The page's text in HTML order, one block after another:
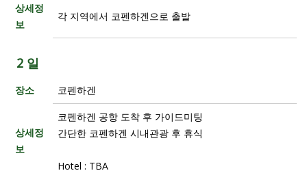
상세정
보
각 지역에서 코펜하겐으로 출발
2 일
장소 코펜하겐
상세정
보
코펜하겐 공항 도착 후 가이드미팅
간단한 코펜하겐 시내관광 후 휴식
Hotel : TBA